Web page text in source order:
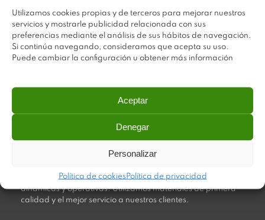
Utilizamos cookies propias y de terceros para mejorar nuestros
servicios y mostrarle publicidad relacionada con sus
preferencias mediante el análisis de sus hábitos de navegación.
Si continúa navegando, consideramos que acepta su uso.
Puede cambiar la configuración u obtener más información
Aceptar
Denegar
Personalizar
Política de cookies Política de privacidad
Plastimodul tiene como objetivo ofrecer productos
en medios tecnológicos que permiten aportar soluciones
dinámicas y operativas. Utilizamos materiales de primera
calidad y el mejor servicio a nuestros clientes.